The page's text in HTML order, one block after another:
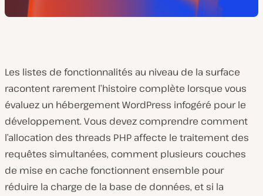
Les listes de fonctionnalités au niveau de la surface
racontent rarement l’histoire complète lorsque vous
évaluez un hébergement WordPress infogéré pour le
développement. Vous devez comprendre comment
l’allocation des threads PHP affecte le traitement des
requêtes simultanées, comment plusieurs couches
de mise en cache fonctionnent ensemble pour
réduire la charge de la base de données, et si la